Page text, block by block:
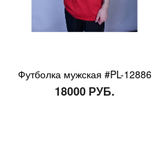
Футболка мужская #PL-12886
18000 РУБ.